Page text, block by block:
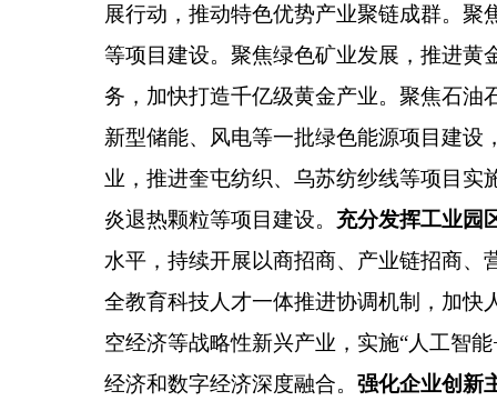
展行动，推动特色优势产业聚链成群。聚
等项目建设。聚焦绿色矿业发展，推进黄
务，加快打造千亿级黄金产业。聚焦石油
新型储能、 风电等一批绿色能源项目建设
业，推进奎屯纺织、乌苏纺纱线等项目实
炎退热颗粒等项目建设。 充分发挥工业园
水平 ， 持续开展以商招商、产业链招商、
全教育科技人才一体推进协调机制，加快
空经济等战略性新兴产业，实施“人工智能
经济和数字经济深度融合。 强化企业创新